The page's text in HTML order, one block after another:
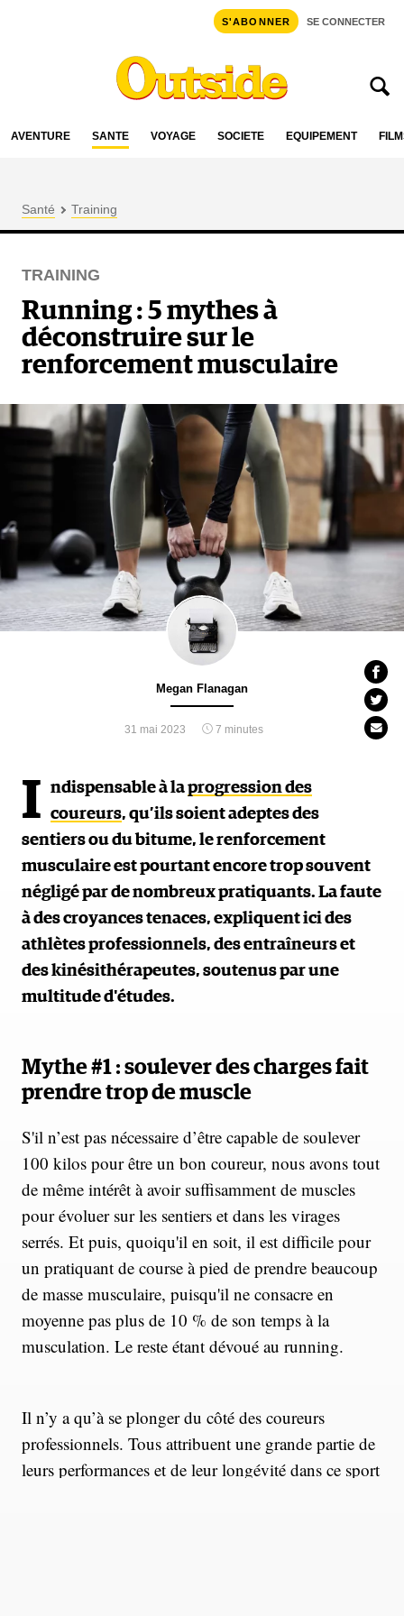
S'ABONNER SE CONNECTER
AVENTURE SANTÉ VOYAGE SOCIÉTÉ ÉQUIPEMENT
Santé Training
TRAINING
Running : 5 mythes à
déconstruire sur le
renforcement musculaire
Megan Flanagan
31 mai 2023 7 minutes
I ndispensable à laprogression des
coureurs, qu’ils soient adeptes des
sentiers ou du bitume, le renforcement
musculaire est pourtant encore trop souvent
négligé par de nombreux pratiquants. La faute
à des croyances tenaces, expliquent ici des
athlètes professionnels, des entraîneurs et
des kinésithérapeutes, soutenus par une
multitude d'études.
Mythe #1 : soulever des charges fait
prendre trop de muscle
S'il n’est pas nécessaire d’être capable de soulever
100 kilos pour être un bon coureur, nous avons tout
de même intérêt à avoir suffisamment de muscles
pour évoluer sur les sentiers et dans les virages
serrés. Et puis, quoiqu'il en soit, il est difficile pour
un pratiquant de course à pied de prendre beaucoup
de masse musculaire, puisqu'il ne consacre en
moyenne pas plus de 10 % de son temps à la
musculation. Le reste étant dévoué au running.
Il n’y a qu’à se plonger du côté des coureurs
professionnels. Tous attribuent une grande partie de
leurs performances et de leur longévité dans ce sport